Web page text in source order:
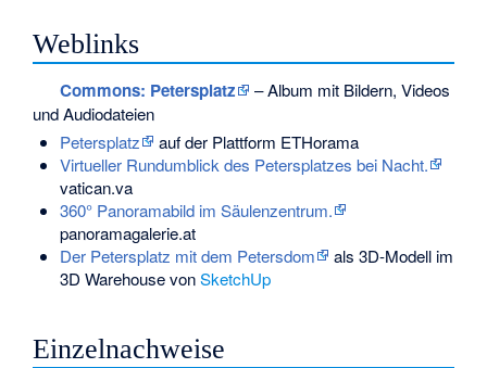
Weblinks
Commons: Petersplatz
– Album mit Bildern, Videos
und Audiodateien
Petersplatz
auf der Plattform ETHorama
Virtueller Rundumblick des Petersplatzes bei Nacht.
vatican.va
360° Panoramabild im Säulenzentrum.
panoramagalerie.at
Der Petersplatz mit dem Petersdom
als 3D-Modell im
3D Warehouse vonSketchUp
Einzelnachweise